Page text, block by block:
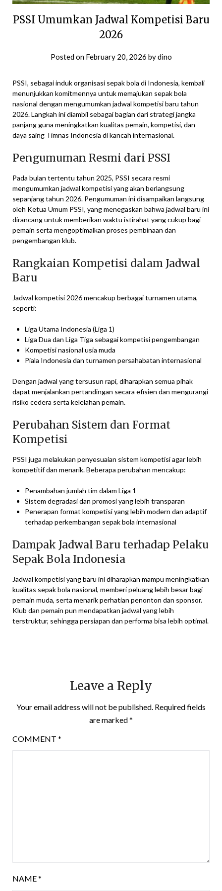
PSSI Umumkan Jadwal Kompetisi Baru
2026
Posted on February 20, 2026 bydino
PSSI, sebagai induk organisasi sepak bola di Indonesia, kembali
menunjukkan komitmennya untuk memajukan sepak bola
nasional dengan mengumumkan jadwal kompetisi baru tahun
2026. Langkah ini diambil sebagai bagian dari strategi jangka
panjang guna meningkatkan kualitas pemain, kompetisi, dan
daya saing Timnas Indonesia di kancah internasional.
Pengumuman Resmi dari PSSI
Pada bulan tertentu tahun 2025, PSSI secara resmi
mengumumkan jadwal kompetisi yang akan berlangsung
sepanjang tahun 2026. Pengumuman ini disampaikan langsung
oleh Ketua Umum PSSI, yang menegaskan bahwa jadwal baru ini
dirancang untuk memberikan waktu istirahat yang cukup bagi
pemain serta mengoptimalkan proses pembinaan dan
pengembangan klub.
Rangkaian Kompetisi dalam Jadwal
Baru
Jadwal kompetisi 2026 mencakup berbagai turnamen utama,
seperti:
Liga Utama Indonesia (Liga 1)
Liga Dua dan Liga Tiga sebagai kompetisi pengembangan
Kompetisi nasional usia muda
Piala Indonesia dan turnamen persahabatan internasional
Dengan jadwal yang tersusun rapi, diharapkan semua pihak
dapat menjalankan pertandingan secara efisien dan mengurangi
risiko cedera serta kelelahan pemain.
Perubahan Sistem dan Format
Kompetisi
PSSI juga melakukan penyesuaian sistem kompetisi agar lebih
kompetitif dan menarik. Beberapa perubahan mencakup:
Penambahan jumlah tim dalam Liga 1
Sistem degradasi dan promosi yang lebih transparan
Penerapan format kompetisi yang lebih modern dan adaptif
terhadap perkembangan sepak bola internasional
Dampak Jadwal Baru terhadap Pelaku
Sepak Bola Indonesia
Jadwal kompetisi yang baru ini diharapkan mampu meningkatkan
kualitas sepak bola nasional, memberi peluang lebih besar bagi
pemain muda, serta menarik perhatian penonton dan sponsor.
Klub dan pemain pun mendapatkan jadwal yang lebih
terstruktur, sehingga persiapan dan performa bisa lebih optimal.
Leave a Reply
Your email address will not be published. Required fields
are marked*
COMMENT *
NAME*